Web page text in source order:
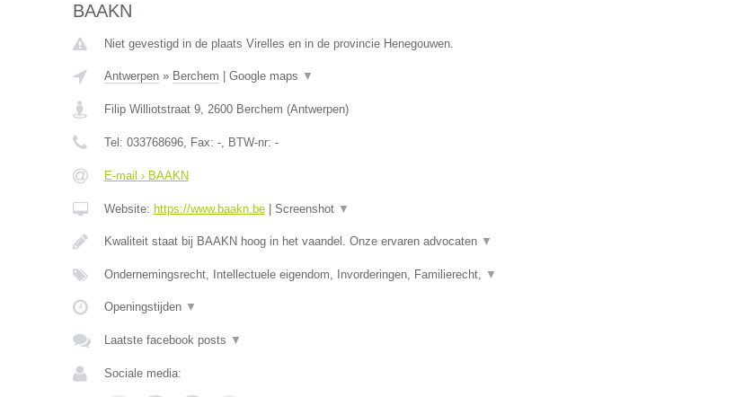
BAAKN
Niet gevestigd in de plaats Virelles en in de provincie Henegouwen.
Antwerpen» Berchem Google maps ▼
Filip Williotstraat 9, 2600 Berchem (Antwerpen)
Tel: 033768696, Fax: -, BTW-nr: -
E-mail › BAAKN
Website: https://www.baakn.be| Screenshot ▼
Kwaliteit staat bij BAAKN hoog in het vaandel. Onze ervaren advocaten ▼
Ondernemingsrecht, Intellectuele eigendom, Invorderingen, Familierecht, ▼
Openingstijden ▼
Laatste facebook posts ▼
Sociale media: